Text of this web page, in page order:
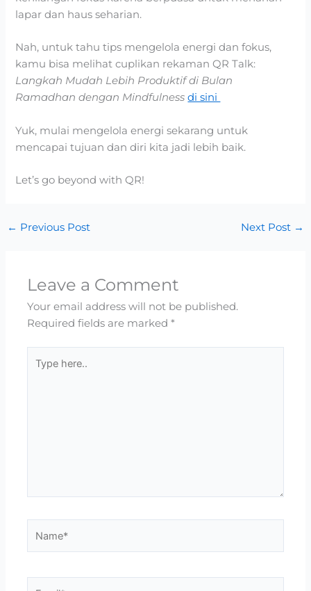
lapar dan haus seharian.
Nah, untuk tahu tips mengelola energi dan fokus,
kamu bisa melihat cuplikan rekaman QR Talk:
Langkah Mudah Lebih Produktif di Bulan
Ramadhan dengan Mindfulness di sini
Yuk, mulai mengelola energi sekarang untuk
mencapai tujuan dan diri kita jadi lebih baik.
Let’s go beyond with QR!
← Previous Post Next Post →
Leave a Comment
Your email address will not be published.
Required fields are marked*
here..